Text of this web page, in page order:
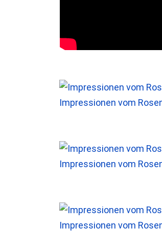
Impressionen vom
Impressionen vom
Impressionen vom